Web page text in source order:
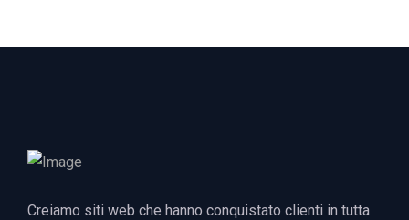
Creiamo siti web che hanno conquistato clienti in tutta